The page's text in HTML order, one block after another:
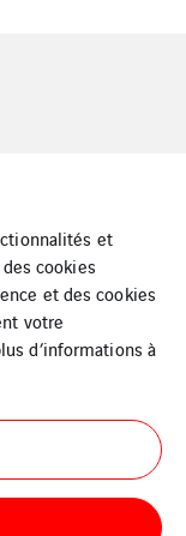
et
cookies
et des cookies
votre
d’informations à